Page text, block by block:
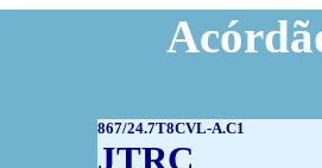
867/24.7T8CVL-A.C1
JTRC